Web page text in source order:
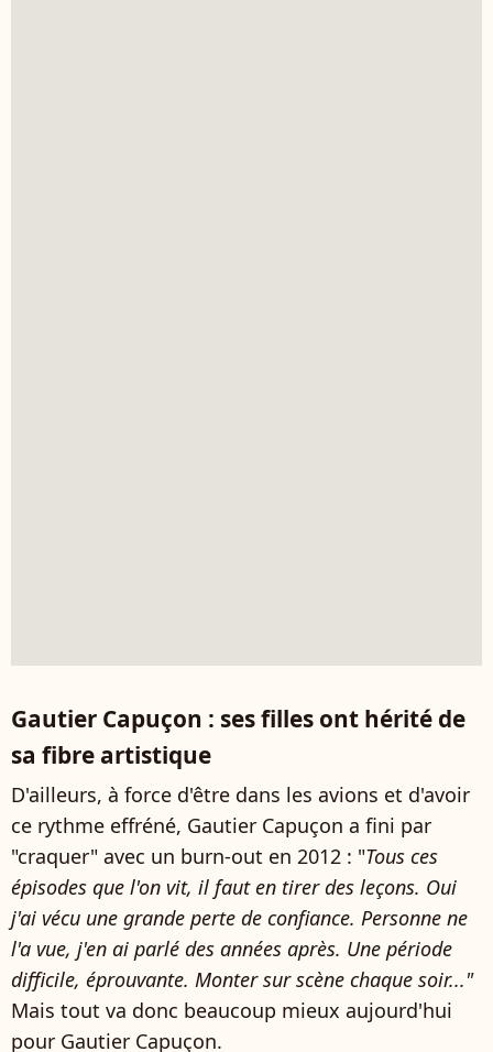
Gautier Capuçon : ses filles ont hérité de
sa fibre artistique
D'ailleurs, à force d'être dans les avions et d'avoir
ce rythme effréné, Gautier Capuçon a fini par
"craquer" avec un burn-out en 2012 : "Tous ces
épisodes que l'on vit, il faut en tirer des leçons. Oui
j'ai vécu une grande perte de confiance. Personne ne
l'a vue, j'en ai parlé des années après. Une période
difficile, éprouvante. Monter sur scène chaque soir..."
Mais tout va donc beaucoup mieux aujourd'hui
pour Gautier Capuçon.